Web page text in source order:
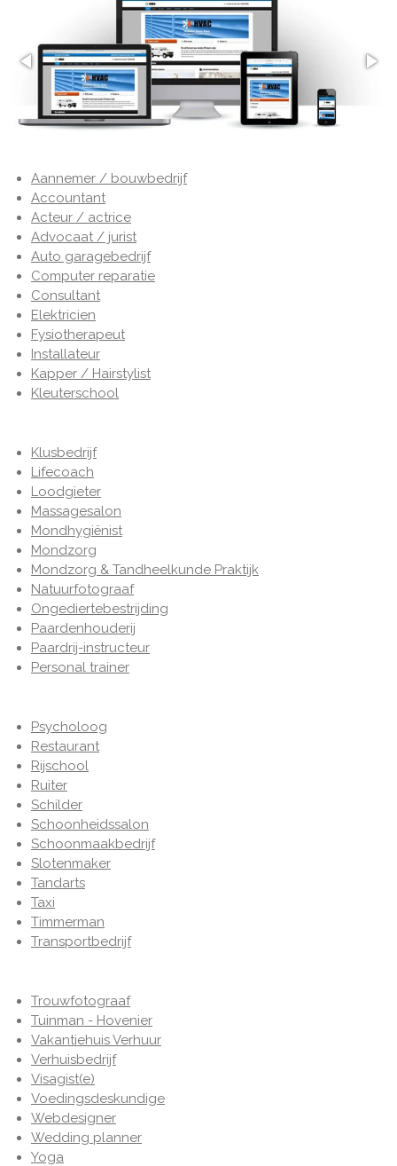
Aannemer / bouwbedrijf
Accountant
Acteur / actrice
Advocaat / jurist
Auto garagebedrijf
Computer reparatie
Consultant
Elektricien
Fysiotherapeut
Installateur
Kapper / Hairstylist
Kleuterschool
Klusbedrijf
Lifecoach
Loodgieter
Massagesalon
Mondhygiënist
Mondzorg
Mondzorg & Tandheelkunde Praktijk
Natuurfotograaf
Ongediertebestrijding
Paardenhouderij
Paardrij-instructeur
Personal trainer
Psycholoog
Restaurant
Rijschool
Ruiter
Schilder
Schoonheidssalon
Schoonmaakbedrijf
Slotenmaker
Tandarts
Taxi
Timmerman
Transportbedrijf
Trouwfotograaf
Tuinman - Hovenier
Vakantiehuis Verhuur
Verhuisbedrijf
Visagist(e)
Voedingsdeskundige
Webdesigner
Wedding planner
Yoga